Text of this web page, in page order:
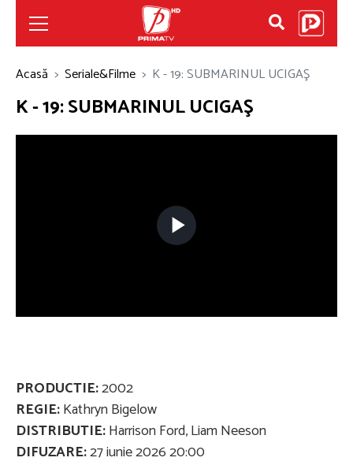
Acasă Seriale&Filme K - 19: SUBMARINUL UCIGAŞ
K - 19: SUBMARINUL UCIGAŞ
Play
PRODUCTIE:2002
REGIE:Kathryn Bigelow
DISTRIBUTIE:Harrison Ford, Liam Neeson
DIFUZARE:27 iunie 2026 20:00